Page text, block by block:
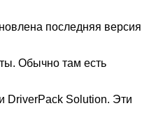
последняя версия
Обычно там есть
DriverPack Solution. Эти